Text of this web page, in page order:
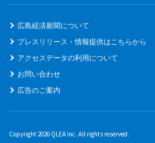
広島経済新聞について
プレスリリース・情報提供はこちらから
アクセスデータの利用について
お問い合わせ
広告のご案内
Copyright 2026 QLEA Inc. All rights reserved.